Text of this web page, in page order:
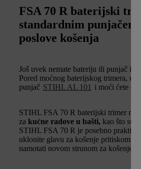
FSA 70 R baterijski
standardnim
poslove košenja
Još uvek nemate bateriju ili punjač iz
Pored moćnog baterijskog trimera, u
punjač STIHL AL 101 i moći ćete
STIHL FSA 70 R baterijski trimer
za kućne radove u bašti, kao što su
STIHL FSA 70 R je posebno
uklonite glavu za košenje pritiskom
namotati novom strunom za košenje.